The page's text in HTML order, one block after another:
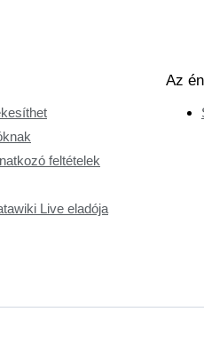
feltételek
Live eladója
Az